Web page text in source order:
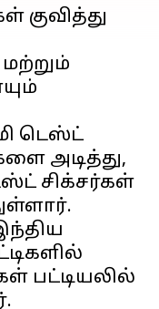
குவித்து
டெஸ்ட்
அடித்து,
சிக்சர்கள்
பட்டியலில்